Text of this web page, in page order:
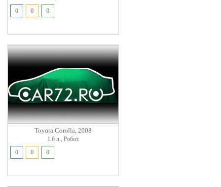
0
0 0
Toyota Corolla, 2008
1.6 л., Робот.
0
0 0